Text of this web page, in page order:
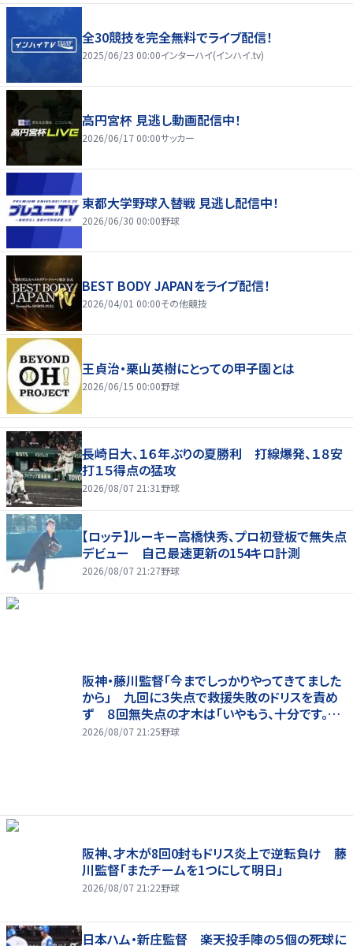
全30競技を完全無料でライブ配信！
2025/06/23 00:00インターハイ(インハイ.tv)
高円宮杯 見逃し動画配信中！
2026/06/17 00:00サッカー
東都大学野球入替戦 見逃し配信中！
2026/06/30 00:00野球
BEST BODY JAPANをライブ配信！
2026/04/01 00:00その他競技
王貞治・栗山英樹にとっての甲子園とは
2026/06/15 00:00野球
長崎日大、１６年ぶりの夏勝利 打線爆発、１８安
打１５得点の猛攻
2026/08/07 21:31 野球
【ロッテ】ルーキー高橋快秀、プロ初登板で無失点
デビュー 自己最速更新の154キロ計測
2026/08/07 21:27野球
阪神・藤川監督「今までしっかりやってきてました
から」 九回に３失点で救援失敗のドリスを責め
ず ８回無失点の才木は「いやもう、十分です。あ
の回まででも十分な仕事でしたか」
2026/08/07 21:25野球
阪神、才木が8回0封もドリス炎上で逆転負け 藤
川監督「またチームを1つにして明日」
2026/08/07 21:22野球
日本ハム・新庄監督 楽天投手陣の５個の死球に